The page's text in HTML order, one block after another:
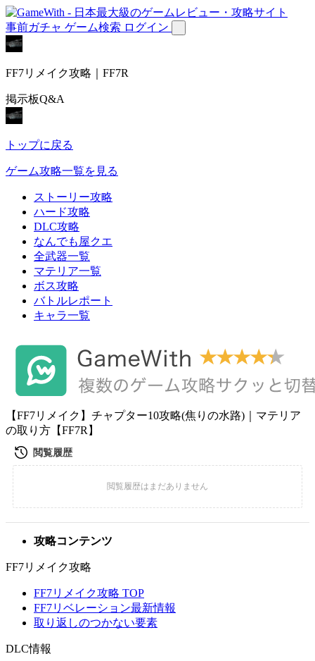
事前ガチャ ゲーム検索 ログイン
FF7リメイク攻略｜FF7R
掲示板Q&A
トップに戻る
ゲーム攻略一覧を見る
ストーリー攻略
ハード攻略
DLC攻略
なんでも屋クエ
全武器一覧
マテリア一覧
ボス攻略
バトルレポート
キャラ一覧
【FF7リメイク】チャプター10攻略(焦りの水路)｜マテリア
の取り方【FF7R】
攻略コンテンツ
FF7リメイク攻略
FF7リメイク攻略 TOP
FF7リベレーション最新情報
取り返しのつかない要素
DLC情報